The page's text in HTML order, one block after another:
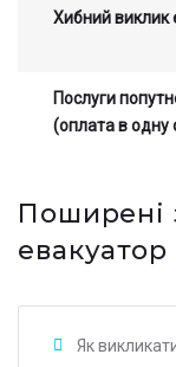
Хибний виклик
Послуги
(оплата в одну
Поширені
Як